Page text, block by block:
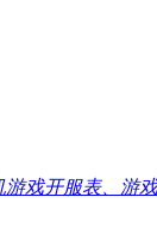
戏开服表、